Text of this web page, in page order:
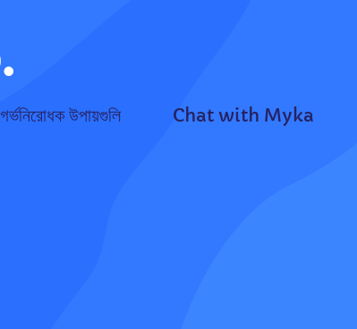
গর্ভনিরোধক উপায়গুলি Chat with Myka